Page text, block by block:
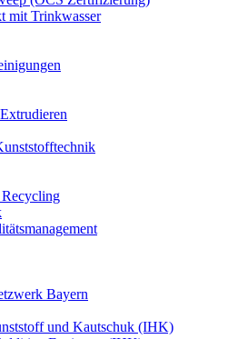
mit Trinkwasser
Bayern
und Kautschuk (IHK)